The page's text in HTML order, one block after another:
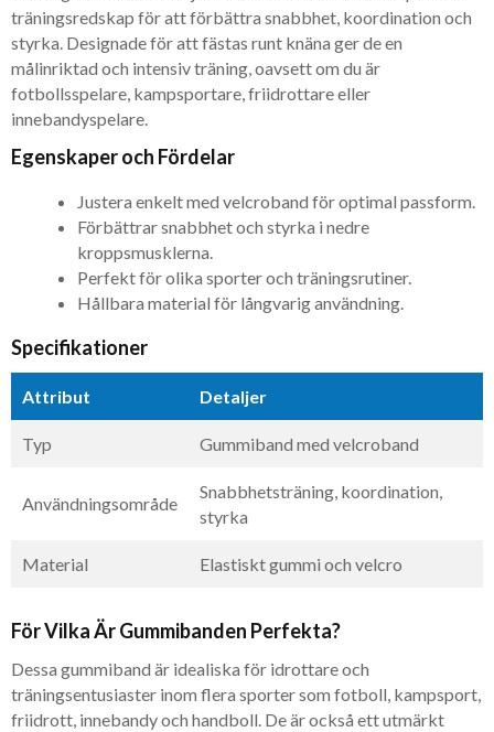
träningsredskap för att förbättra snabbhet, koordination och
styrka. Designade för att fästas runt knäna ger de en
målinriktad och intensiv träning, oavsett om du är
fotbollsspelare, kampsportare, friidrottare eller
innebandyspelare.
Egenskaper och Fördelar
Justera enkelt med velcroband för optimal passform.
Förbättrar snabbhet och styrka i nedre
kroppsmusklerna.
Perfekt för olika sporter och träningsrutiner.
Hållbara material för långvarig användning.
Specifikationer
Attribut Detaljer
Typ Gummiband med velcroband
Användningsområde
Snabbhetsträning, koordination,
styrka
Material Elastiskt gummi och velcro
För Vilka Är Gummibanden Perfekta?
Dessa gummiband är idealiska för idrottare och
träningsentusiaster inom flera sporter som fotboll, kampsport,
friidrott, innebandy och handboll. De är också ett utmärkt